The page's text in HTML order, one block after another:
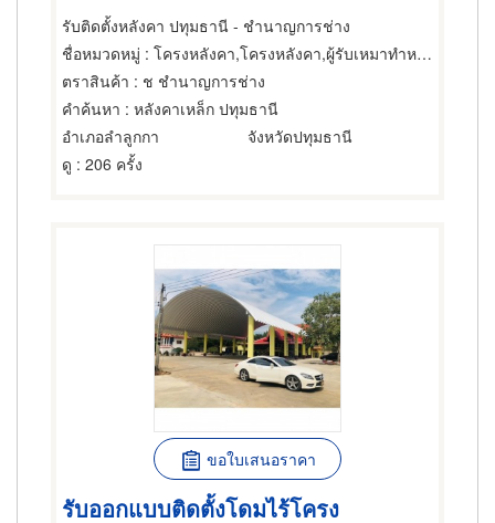
รับติดตั้งหลังคา ปทุมธานี - ชำนาญการช่าง
ชื่อหมวดหมู่ : โครงหลังคา,โครงหลังคา,ผู้รับเหมาทำหลังคา
ตราสินค้า : ช ชำนาญการช่าง
คำค้นหา : หลังคาเหล็ก ปทุมธานี
อำเภอลำลูกกา
จังหวัดปทุมธานี
ดู : 206 ครั้ง
ขอใบเสนอราคา
รับออกแบบติดตั้งโดมไร้โครง